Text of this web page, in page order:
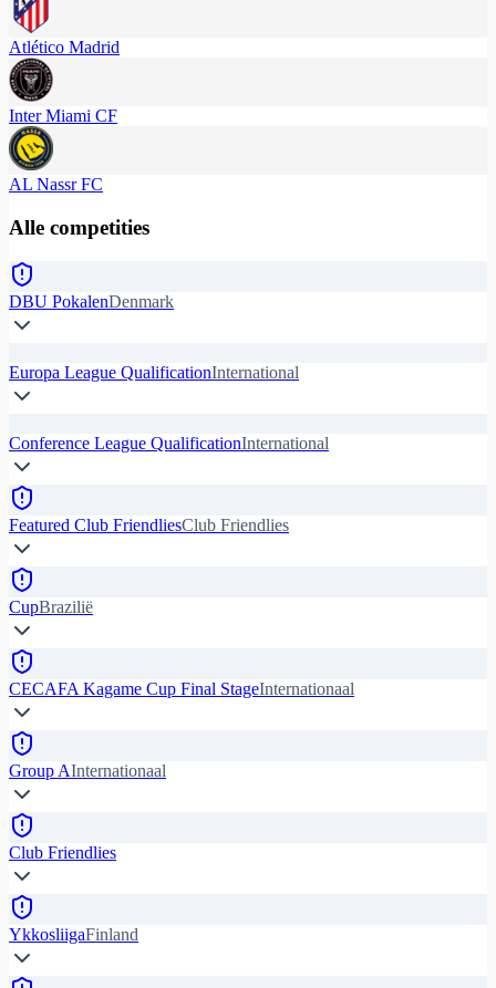
Atlético Madrid
Inter Miami CF
AL Nassr FC
Alle competities
DBU PokalenDenmark
Europa League QualificationInternational
Conference League QualificationInternational
Featured Club FriendliesClub Friendlies
CupBrazilië
CECAFA Kagame Cup Final StageInternationaal
Group AInternationaal
Club Friendlies
YkkosliigaFinland